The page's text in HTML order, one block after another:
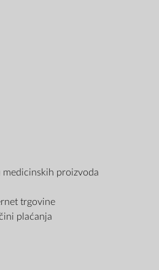
medicinskih proizvoda
trgovine
plaćanja